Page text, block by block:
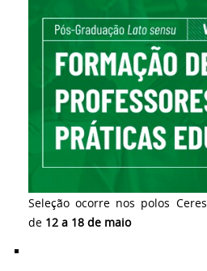
Seleção ocorre nos polos
de 12 a 18 de maio